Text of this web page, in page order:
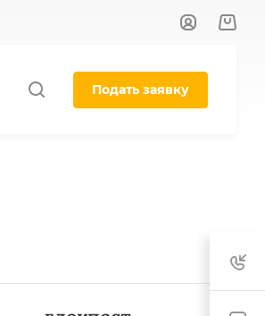
Подать заявку